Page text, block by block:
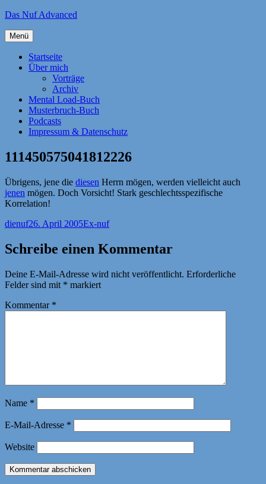
Zum
springen
Das Nuf Advanced
Menü
Startseite
Über mich
Vorträge
Archiv
Mental Load-Buch
Musterbruch-Buch
Podcasts
Impressum & Datenschutz
111450575041812226
Übrigens, jene die diesen Herrn mögen, werden vielleicht auch
jenen mögen. Doch Vorsicht! Stark geschlechtsspezifische
Korrelation!
Autor
dienufVeröffentlicht
26. April 2005Kategorien
Ex-nuf
Schreibe einen Kommentar
Deine E-Mail-Adresse wird nicht veröffentlicht. Erforderliche
Felder sind mit * markiert
Kommentar *
Name *
E-Mail-Adresse *
Website